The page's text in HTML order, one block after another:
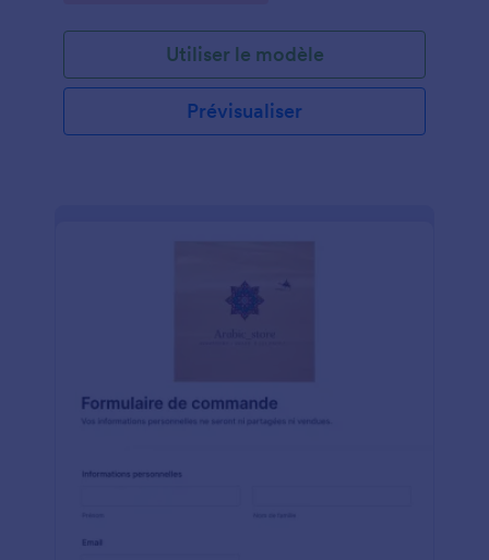
Utiliser le modèle
Prévisualiser